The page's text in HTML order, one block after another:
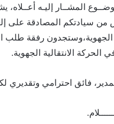
المشــار إليـه
من سيادتكم المصادقة على
الجهوية،وستجدون رفقة طلب
الانتقالية الجهوية.
فائق احترامي وتقديري